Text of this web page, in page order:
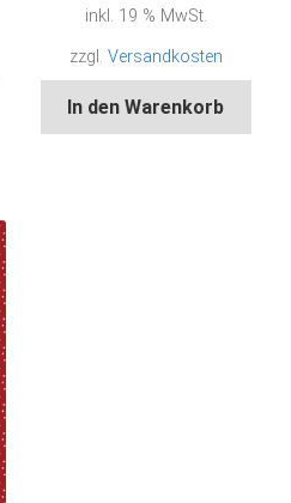
inkl. 19 % MwSt.
zzgl. Versandkosten
In den Warenkorb